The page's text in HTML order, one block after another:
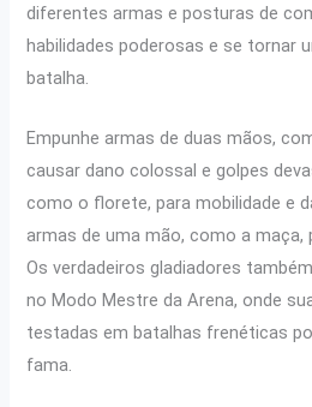
diferentes armas e posturas de
habilidades poderosas e se tornar
batalha.
Empunhe armas de duas mãos,
causar dano colossal e golpes
como o florete, para mobilidade e
armas de uma mão, como a maça,
Os verdadeiros gladiadores
no Modo Mestre da Arena, onde
testadas em batalhas frenéticas
fama.